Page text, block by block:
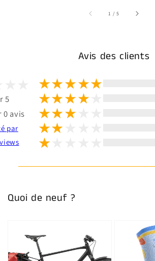
1 /sur
5
Avis des clients
5
0 avis
par
Quoi de neuf ?